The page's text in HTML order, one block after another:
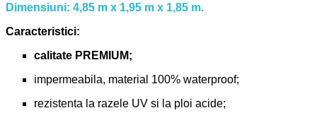
Dimensiuni: 4,85 m x 1,95 m x 1,85 m.
Caracteristici:
calitate PREMIUM;
impermeabila, material 100% waterproof;
rezistenta la razele UV si la ploi acide;